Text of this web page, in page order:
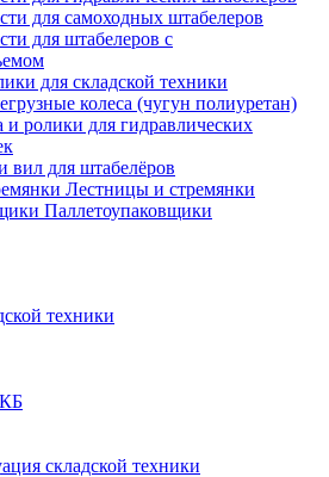
для самоходных штабелеров
для штабелеров с
для складской техники
колеса (чугун полиуретан)
и ролики для гидравлических
вил для штабелёров
Лестницы и стремянки
Паллетоупаковщики
техники
складской техники